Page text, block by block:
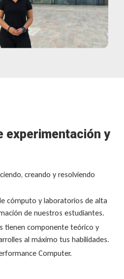
experimentación y
creando y resolviendo
cómputo y laboratorios de alta
de nuestros estudiantes.
tienen componente teórico y
al máximo tus habilidades.
Computer.​